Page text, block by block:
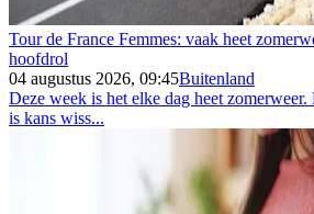
Tour de France Femmes: vaak heet
hoofdrol
04 augustus 2026, 09:45Buitenland
Deze week is het elke dag heet
is kans wiss...